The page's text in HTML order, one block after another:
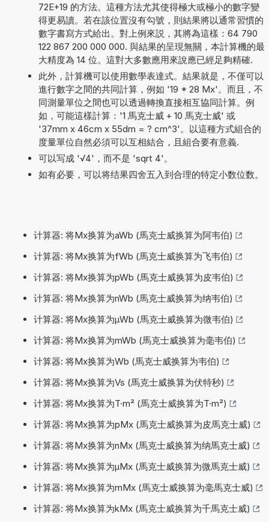
72E+19 的方法。這種方法尤其使得極大或極小的數字變
得更易讀。若在該位置沒有勾號，則結果將以通常習慣的
數字書寫方式給出。對上例來説，其將為這樣：64 790
122 867 200 000 000. 與結果的呈現無關，本計算機的最
大精度為 14 位。這對大多數應用來說應已經足夠精確.
此外，計算機可以使用數學表達式。結果就是，不僅可以
進行數字之間的共同計算，例如 '19 * 28 Mx'。而且，不
同測量單位之間也可以透過轉換直接相互協同計算。例
如，可能這樣計算：'1 馬克士威 + 10 馬克士威' 或
'37mm x 46cm x 55dm = ? cm^3'。以這種方式組合的
度量單位自然必須可以互相結合，且組合要有意義.
可以写成 '√4'，而不是 'sqrt 4'。
如有必要，可以将结果四舍五入到合理的特定小数位数。
计算器: 将Mx换算为aWb (馬克士威换算为阿韦伯)
计算器: 将Mx换算为fWb (馬克士威换算为飞韦伯)
计算器: 将Mx换算为pWb (馬克士威换算为皮韦伯)
计算器: 将Mx换算为nWb (馬克士威换算为纳韦伯)
计算器: 将Mx换算为µWb (馬克士威换算为微韦伯)
计算器: 将Mx换算为mWb (馬克士威换算为毫韦伯)
计算器: 将Mx换算为Wb (馬克士威换算为韦伯)
计算器: 将Mx换算为Vs (馬克士威换算为伏特秒)
计算器: 将Mx换算为T·m² (馬克士威换算为T·m²)
计算器: 将Mx换算为pMx (馬克士威换算为皮馬克士威)
计算器: 将Mx换算为nMx (馬克士威换算为纳馬克士威)
计算器: 将Mx换算为µMx (馬克士威换算为微馬克士威)
计算器: 将Mx换算为mMx (馬克士威换算为毫馬克士威)
计算器: 将Mx换算为kMx (馬克士威换算为千馬克士威)